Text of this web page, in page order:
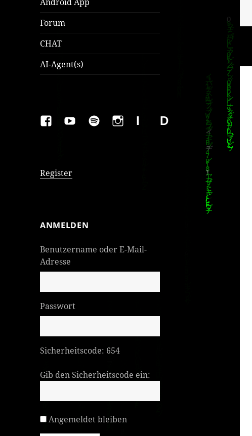
Forum
CHAT
AI-Agent(s)
FAKEBOOK
YOUTUBESPOTIFYINSTAGRAM
IMPRESSUM
Register
ANMELDEN
Benutzername oder E-Mail-
Adresse
Passwort
Sicherheitscode: 654
Gib den Sicherheitscode ein:
Angemeldet bleiben